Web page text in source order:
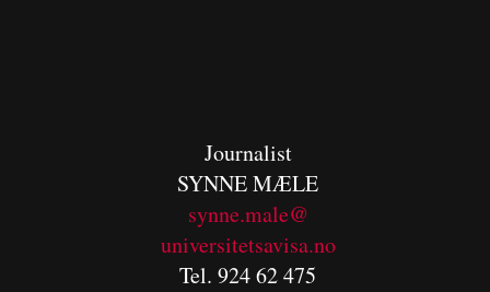
Journalist
SYNNE MÆLE
synne.male@
universitetsavisa.no
Tel. 924 62 475